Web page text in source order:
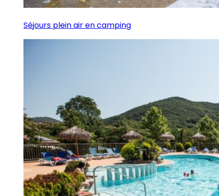
Séjours plein air en camping